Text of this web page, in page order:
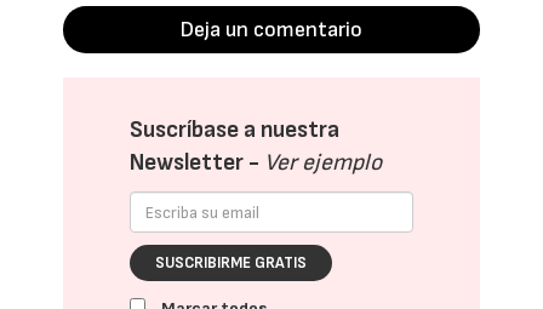
Deja un comentario
Suscríbase a nuestra
Newsletter - Ver ejemplo
SUSCRIBIRME GRATIS